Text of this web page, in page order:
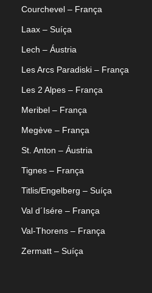
Courchevel – França
Laax – Suíça
Lech – Áustria
Les Arcs Paradiski – França
Les 2 Alpes – França
Meribel – França
Megève – França
St. Anton – Áustria
Tignes – França
Titlis/Engelberg – Suíça
Val d´Isére – França
Val-Thorens – França
Zermatt – Suíça